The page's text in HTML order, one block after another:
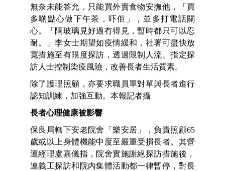
無奈未能答允，只能買外賣食物安撫他，「買
多啲點心做下午茶，吓佢」，並多打電話關
心。「隔玻璃見好過冇得見，暫時都只可以忍
耐。」李女士期望如疫情緩和，社署可盡快放
寬措施至有限度探訪，透過限制人流、指定探
訪人士控制染疫風險，改善長者生活質素。
除了護理照顧，亦要求職員單對單與長者進行
認知訓練，加強互動。本報記者攝
長者心理健康被影響
保良局轄下安老院舍「樂安居」，負責照顧65
歲或以上身體機能中度至嚴重受損長者。其營
運經理盧嘉儀指，院舍實施謝絕探訪措施後，
連義工探訪和院內集體活動都一律暫停，對長